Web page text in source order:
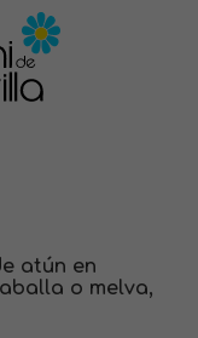
atún en
o melva,